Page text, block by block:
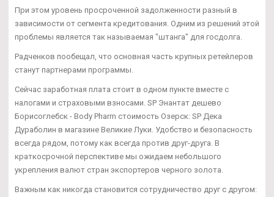
При этом уровень просроченной задолженности разный в
зависимости от сегмента кредитования. Одним из решений этой
проблемы является так называемая "штанга" для госдолга.
Радченков пообещал, что основная часть крупных ретейлеров
станут партнерами программы.
Сейчас заработная плата стоит в одном пункте вместе с
налогами и страховыми взносами. SP Энантат дешево
Борисоглебск - Body Pharm стоимость Озерск: SP Дека
Дураболин в магазине Великие Луки. Удобство и безопасность
всегда рядом, потому как всегда против друг-друга. В
краткосрочной перспективе мы ожидаем небольшого
укрепления валют стран экспортеров черного золота.
Важным как никогда становится сотрудничество друг с другом: